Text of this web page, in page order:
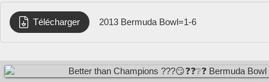
Télécharger 2013 Bermuda Bowl=1-6